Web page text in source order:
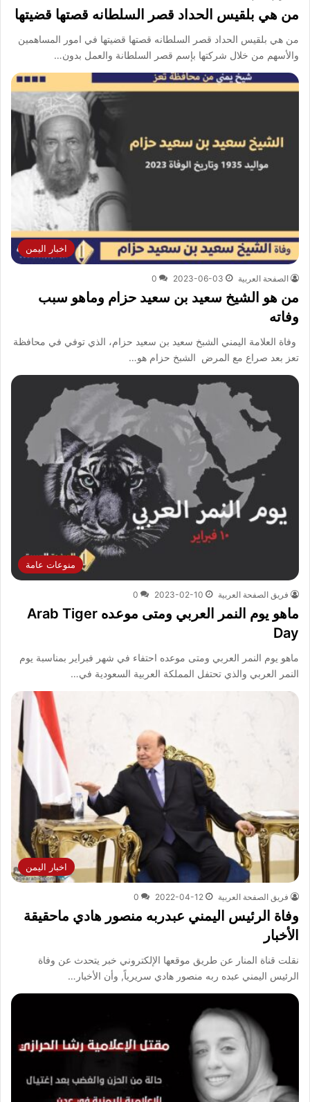
من هي بلقيس الحداد قصر السلطانه قصتها قضيتها
من هي بلقيس الحداد قصر السلطانه قصتها قضيتها في امور المساهمين
والأسهم من خلال شركتها بإسم قصر السلطانة والعمل بدون…
اخبار اليمن
الصفحة العربية 2023-06-03
0
من هو الشيخ سعيد بن سعيد حزام وماهو سبب
وفاته
وفاة العلامة اليمني الشبخ سعيد بن سعيد حزام، الذي توفي في محافظة
تعز بعد صراع مع المرض الشبخ حزام هو…
منوعات عامة
فريق الصفحة العربية 2023-02-10
0
ماهو يوم النمر العربي ومتى موعده Arab Tiger
Day
ماهو يوم النمر العربي ومتى موعده احتفاء في شهر فبراير بمناسبة يوم
النمر العربي والذي تحتفل المملكة العربية السعودية في…
اخبار اليمن
فريق الصفحة العربية 2022-04-12
0
وفاة الرئيس اليمني عبدربه منصور هادي ماحقيقة
الأخبار
نقلت قناة المنار عن طريق موقعها الإلكتروني خبر يتحدث عن وفاة
الرئيس اليمني عبده ربه منصور هادي سريرياً, وأن الأخبار…